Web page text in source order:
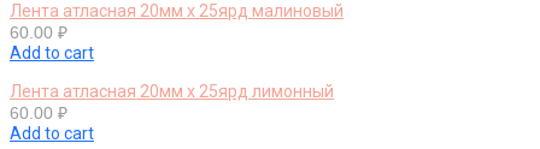
Лента атласная 20мм х 25ярд малиновый
60.00 ₽
Add to cart
Лента атласная 20мм х 25ярд лимонный
60.00 ₽
Add to cart